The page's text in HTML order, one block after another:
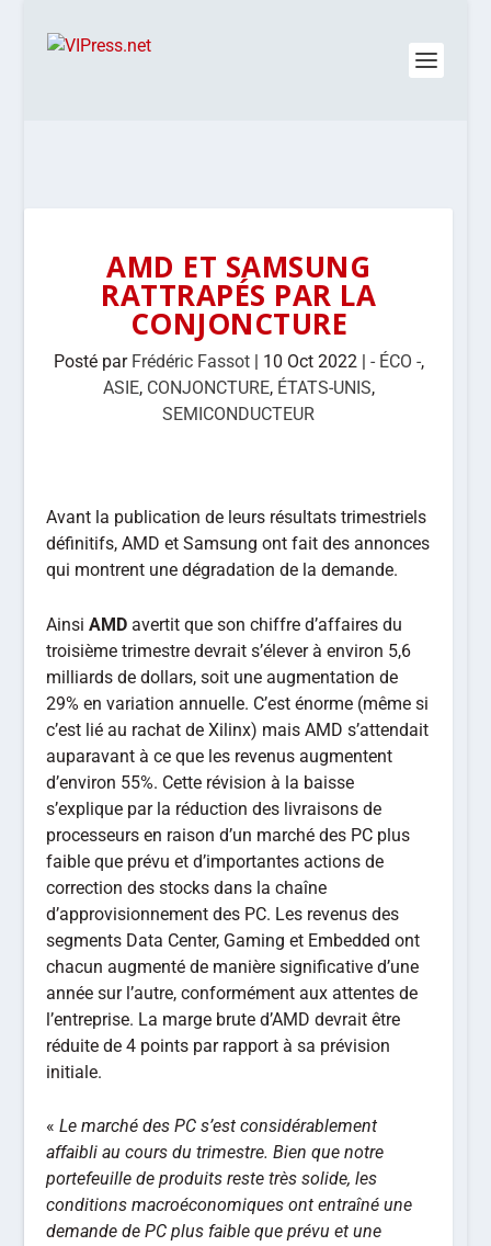
AMD ET SAMSUNG
RATTRAPÉS PAR LA
CONJONCTURE
Posté par Frédéric Fassot| 10 Oct 2022| - ÉCO -,
ASIE, CONJONCTURE, ÉTATS-UNIS,
SEMICONDUCTEUR
Avant la publication de leurs résultats trimestriels
définitifs, AMD et Samsung ont fait des annonces
qui montrent une dégradation de la demande.
AinsiAMD avertit que son chiffre d’affaires du
troisième trimestre devrait s’élever à environ 5,6
milliards de dollars, soit une augmentation de
29% en variation annuelle. C’est énorme (même si
c’est lié au rachat de Xilinx) mais AMD s’attendait
auparavant à ce que les revenus augmentent
d’environ 55%. Cette révision à la baisse
s’explique par la réduction des livraisons de
processeurs en raison d’un marché des PC plus
faible que prévu et d’importantes actions de
correction des stocks dans la chaîne
d’approvisionnement des PC. Les revenus des
segments Data Center, Gaming et Embedded ont
chacun augmenté de manière significative d’une
année sur l’autre, conformément aux attentes de
l’entreprise. La marge brute d’AMD devrait être
réduite de 4 points par rapport à sa prévision
initiale.
«Le marché des PC s’est considérablement
affaibli au cours du trimestre. Bien que notre
portefeuille de produits reste très solide, les
conditions macroéconomiques ont entraîné une
demande de PC plus faible que prévu et une